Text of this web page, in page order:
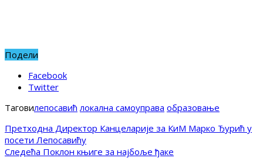
Подели
Facebook
Twitter
Таговилепосавић локална самоуправа образовање
Претходна Директор Канцеларије за КиМ Марко Ђурић у
посети Лепосавићу
Следећа Поклон књиге за најбоље ђаке